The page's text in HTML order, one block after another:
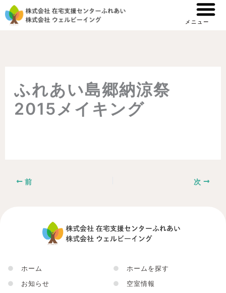
容
メニュー
ふれあい島郷納涼祭
2015メイキング
前 次
●
ホーム
●
お知らせ
●
ホームを探す
●
空室情報